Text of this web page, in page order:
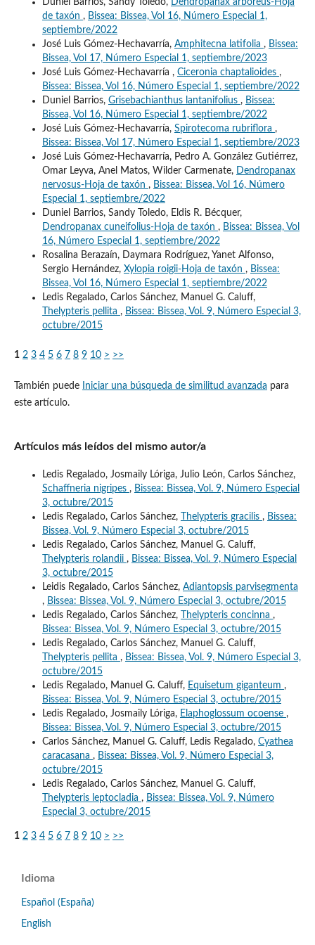
de taxón , Bissea: Bissea, Vol 16, Número Especial 1,
septiembre/2022
José Luis Gómez-Hechavarría, Amphitecna latifolia , Bissea:
Bissea, Vol 17, Número Especial 1, septiembre/2023
José Luis Gómez-Hechavarría , Ciceronia chaptalioides ,
Bissea: Bissea, Vol 16, Número Especial 1, septiembre/2022
Duniel Barrios, Grisebachianthus lantanifolius , Bissea:
Bissea, Vol 16, Número Especial 1, septiembre/2022
José Luis Gómez-Hechavarría, Spirotecoma rubriflora ,
Bissea: Bissea, Vol 17, Número Especial 1, septiembre/2023
José Luis Gómez-Hechavarría, Pedro A. González Gutiérrez,
Omar Leyva, Anel Matos, Wilder Carmenate,
Dendropanax
nervosus-Hoja de taxón , Bissea: Bissea, Vol 16, Número
Especial 1, septiembre/2022
Duniel Barrios, Sandy Toledo, Eldis R. Bécquer,
Dendropanax cuneifolius-Hoja de taxón , Bissea: Bissea, Vol
16, Número Especial 1, septiembre/2022
Rosalina Berazaín, Daymara Rodríguez, Yanet Alfonso,
Sergio Hernández, Xylopia roigii-Hoja de taxón , Bissea:
Bissea, Vol 16, Número Especial 1, septiembre/2022
Ledis Regalado, Carlos Sánchez, Manuel G. Caluff,
Thelypteris pellita , Bissea: Bissea, Vol. 9, Número Especial 3,
octubre/2015
1 2 3 4 5 6 7 8 9 10 > >>
También puede Iniciar una búsqueda de similitud avanzada para
este artículo.
Artículos más leídos del mismo autor/a
Ledis Regalado, Josmaily Lóriga, Julio León, Carlos Sánchez,
Schaffneria nigripes , Bissea: Bissea, Vol. 9, Número Especial
3, octubre/2015
Ledis Regalado, Carlos Sánchez,
Thelypteris gracilis , Bissea:
Bissea, Vol. 9, Número Especial 3, octubre/2015
Ledis Regalado, Carlos Sánchez, Manuel G. Caluff,
Thelypteris rolandii , Bissea: Bissea, Vol. 9, Número Especial
3, octubre/2015
Leidis Regalado, Carlos Sánchez, Adiantopsis parvisegmenta
, Bissea: Bissea, Vol. 9, Número Especial 3, octubre/2015
Ledis Regalado, Carlos Sánchez,
Thelypteris concinna ,
Bissea: Bissea, Vol. 9, Número Especial 3, octubre/2015
Ledis Regalado, Carlos Sánchez, Manuel G. Caluff,
Thelypteris pellita , Bissea: Bissea, Vol. 9, Número Especial 3,
octubre/2015
Ledis Regalado, Manuel G. Caluff, Equisetum giganteum ,
Bissea: Bissea, Vol. 9, Número Especial 3, octubre/2015
Ledis Regalado, Josmaily Lóriga, Elaphoglossum ocoense ,
Bissea: Bissea, Vol. 9, Número Especial 3, octubre/2015
Carlos Sánchez, Manuel G. Caluff, Ledis Regalado, Cyathea
caracasana , Bissea: Bissea, Vol. 9, Número Especial 3,
octubre/2015
Ledis Regalado, Carlos Sánchez, Manuel G. Caluff,
Thelypteris leptocladia , Bissea: Bissea, Vol. 9, Número
Especial 3, octubre/2015
1 2 3 4 5 6 7 8 9 10 > >>
Idioma
Español (España)
English